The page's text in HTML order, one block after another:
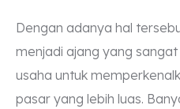
Dengan adanya hal
menjadi ajang yang
usaha untuk
pasar yang lebih luas.